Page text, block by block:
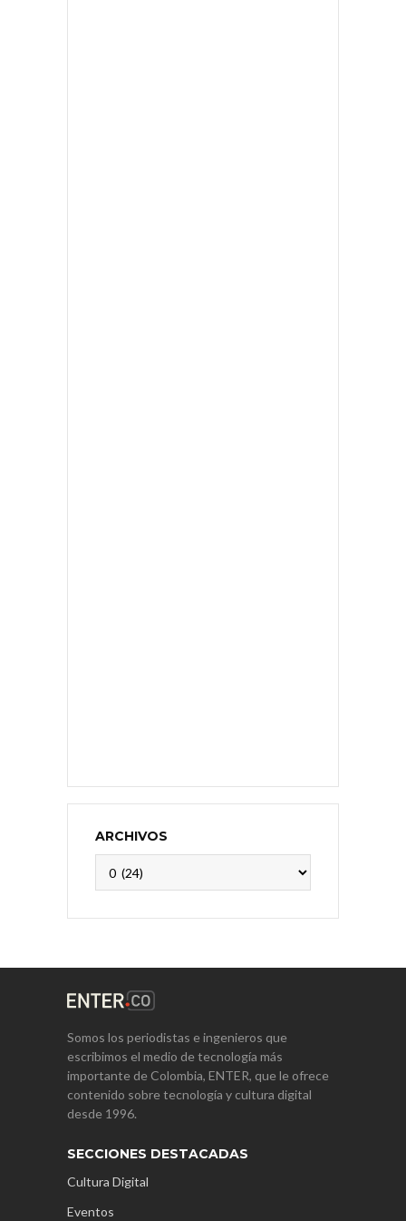
ARCHIVOS
Somos los periodistas e ingenieros que
escribimos el medio de tecnología más
importante de Colombia, ENTER, que le ofrece
contenido sobre tecnología y cultura digital
desde 1996.
SECCIONES DESTACADAS
Cultura Digital
Eventos